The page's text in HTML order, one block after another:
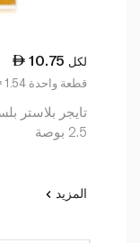
10.75 لكل
1.54 قطعة واحدة
2.5 بوصة
المزيد